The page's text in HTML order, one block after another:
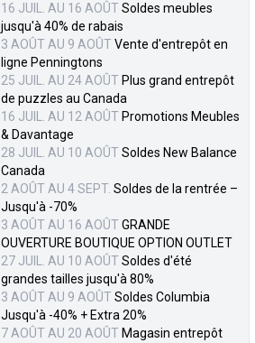
16 JUIL. AU 16 AOÛT Soldes meubles
jusqu'à 40% de rabais
3 AOÛT AU 9 AOÛT Vente d'entrepôt en
ligne Penningtons
25 JUIL. AU 24 AOÛT Plus grand entrepôt
de puzzles au Canada
16 JUIL. AU 12 AOÛT Promotions Meubles
& Davantage
28 JUIL. AU 10 AOÛT Soldes New Balance
Canada
2 AOÛT AU 4 SEPT. Soldes de la rentrée –
Jusqu'à -70%
3 AOÛT AU 16 AOÛT GRANDE
OUVERTURE BOUTIQUE OPTION OUTLET
27 JUIL. AU 10 AOÛT Soldes d'été
grandes tailles jusqu'à 80%
3 AOÛT AU 9 AOÛT Soldes Columbia
Jusqu'à -40% + Extra 20%
7 AOÛT AU 20 AOÛT Magasin entrepôt